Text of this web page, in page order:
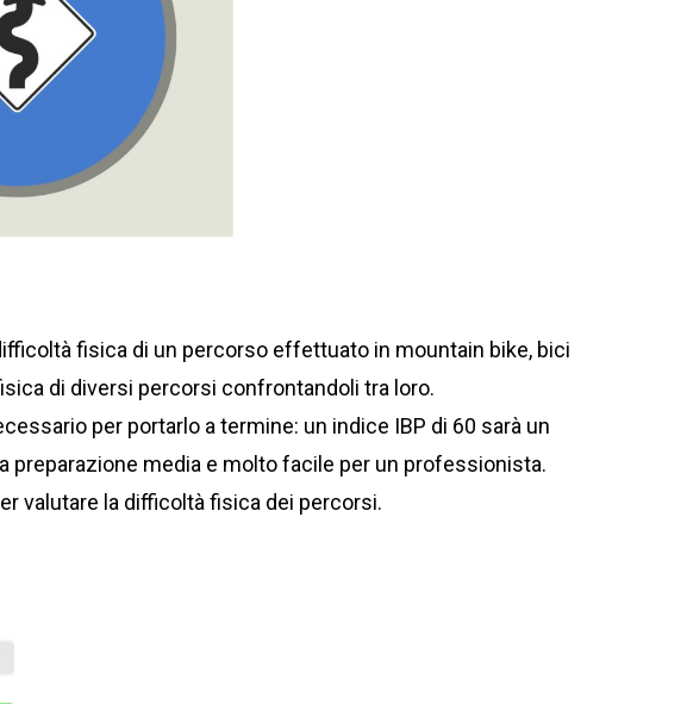
fisica di un percorso effettuato in mountain bike, bici
di diversi percorsi confrontandoli tra loro.
per portarlo a termine: un indice IBP di 60 sarà un
preparazione media e molto facile per un professionista.
valutare la difficoltà fisica dei percorsi.